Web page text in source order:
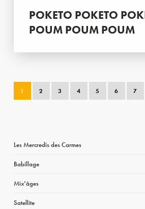
POKETO POKETO
POUM POUM POUM
1 2 3 4 5 6 7
Les Mercredis des Carmes
Babillage
Mix’âges
Satellite